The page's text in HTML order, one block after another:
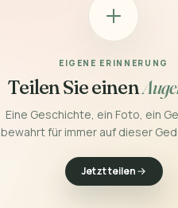
EIGENE ERINNERUNG
Teilen Sie einen
Eine Geschichte, ein Foto, ein
bewahrt für immer auf dieser
Jetzt teilen